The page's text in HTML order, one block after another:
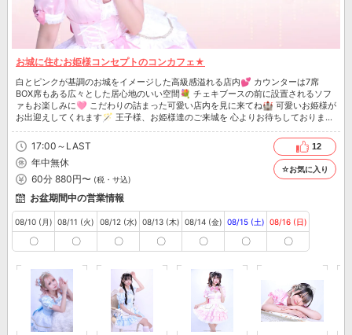
お城に住むお姫様コンセプトのコンカフェ★
白とピンクが基調のお城をイメージした高級感溢れる店内💕 カウンターは7席
BOX席もある広々とした居心地のいい空間💐 チェキブースの前に設置されるソフ
ァもお楽しみに🩷 こだわりの詰まった可愛い店内を見に来てね🏰 可愛いお姫様が
お出迎えしてくれます🪄 王子様、お姫様達のご来城を 心よりお待ちしております
💓
17:00～LAST
年中無休
60分 880円〜 (税・サ込)
12
☆お気に入り
お盆期間中の営業情報
08/10 (月)
〇
08/11 (火)
〇
08/12 (水)
〇
08/13 (木)
〇
08/14 (金)
〇
08/15 (土)
〇
08/16 (日)
〇